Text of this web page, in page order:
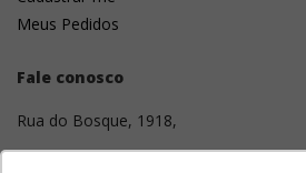
Meus Pedidos
Fale conosco
Rua do Bosque, 1918,
01136-001